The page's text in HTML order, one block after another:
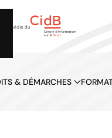
& DÉMARCHES